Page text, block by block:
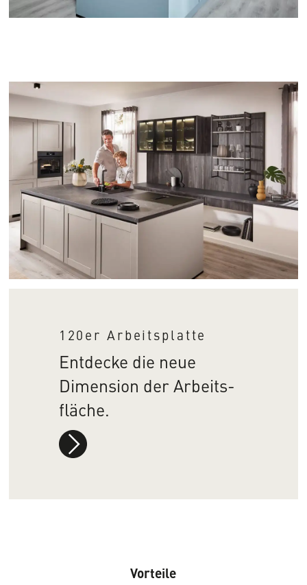
120er Arbeitsplatte
Entdecke die neue
Dimension der Arbeits­
fläche.
Vorteile